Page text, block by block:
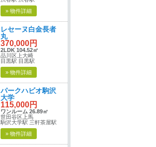
» 物件詳細
レセーヌ白金長者
丸
370,000円
2LDK 104.52㎡
品川区上大崎
目黒駅 目黒駅
» 物件詳細
パークハビオ駒沢
大学
115,000円
ワンルーム 26.89㎡
世田谷区上馬
駒沢大学駅 三軒茶屋駅
» 物件詳細